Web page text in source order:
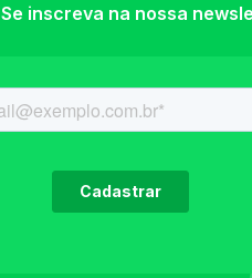
Se inscreva na nossa